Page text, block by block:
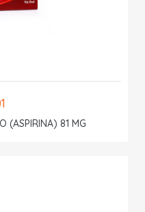
(ASPIRINA) 81 MG